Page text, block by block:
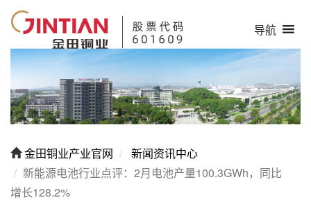
导航
金田铜业产业官网
新闻资讯中心
新能源电池行业点评：2月电池产量100.3GWh，同比
增长128.2%